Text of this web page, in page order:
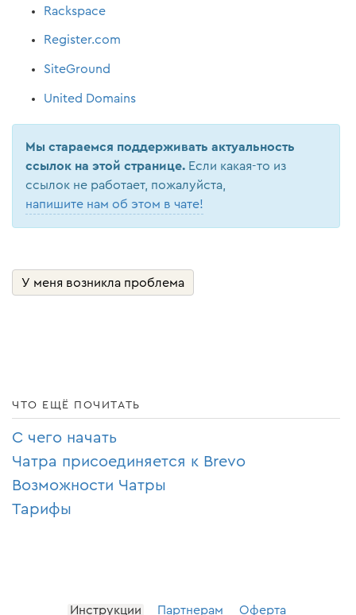
Rackspace
Register.com
SiteGround
United Domains
Мы стараемся поддерживать актуальность
ссылок на этой странице. Если какая-то из
ссылок не работает, пожалуйста,
напишите нам об этом в чате!
У меня возникла проблема
ЧТО ЕЩЁ ПОЧИТАТЬ
С чего начать
Чатра присоединяется к Brevo
Возможности Чатры
Тарифы
Инструкции Партнерам Оферта